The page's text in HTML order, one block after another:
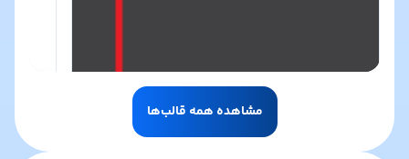
مشاهده همه قالب‌ها